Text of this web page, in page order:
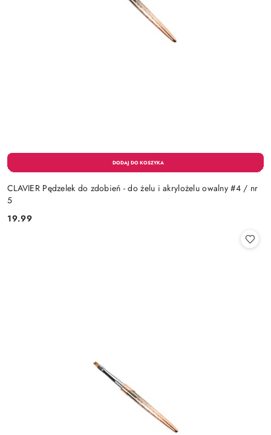
CLAVIER Pędzelek do zdobień - do żelu i akrylożelu owalny #4 / nr
5
Cena:
19.99